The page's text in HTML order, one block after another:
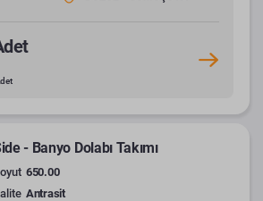
- Banyo Dolabı Takımı
650.00
Antrasit